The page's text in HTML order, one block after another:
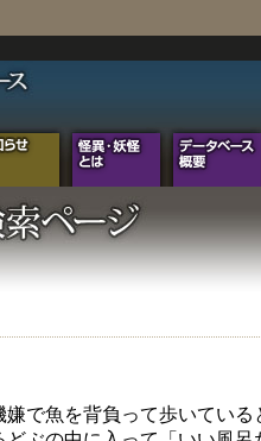
で魚を背負って歩いてい